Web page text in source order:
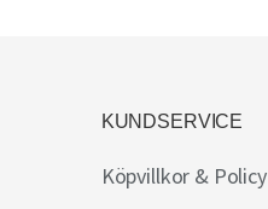
KUNDSERVICE
Köpvillkor & Policy